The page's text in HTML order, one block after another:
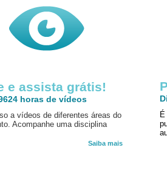
e assista grátis!
horas de vídeos
a vídeos de diferentes áreas do
Acompanhe uma disciplina
Saiba mais